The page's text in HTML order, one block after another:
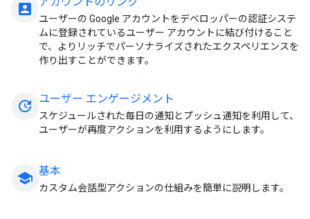
account_box
ユーザーの Google アカウントをデベロッパーの認証システ
ムに登録されているユーザー アカウントに結び付けること
で、よりリッチでパーソナライズされたエクスペリエンスを
作り出すことができます。
update ユーザー エンゲージメント
スケジュールされた毎日の通知とプッシュ通知を利用して、
ユーザーが再度アクションを利用するようにします。
school 基本
カスタム会話型アクションの仕組みを簡単に説明します。